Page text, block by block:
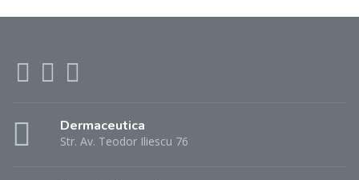
Dermaceutica
Str. Av. Teodor Iliescu 76